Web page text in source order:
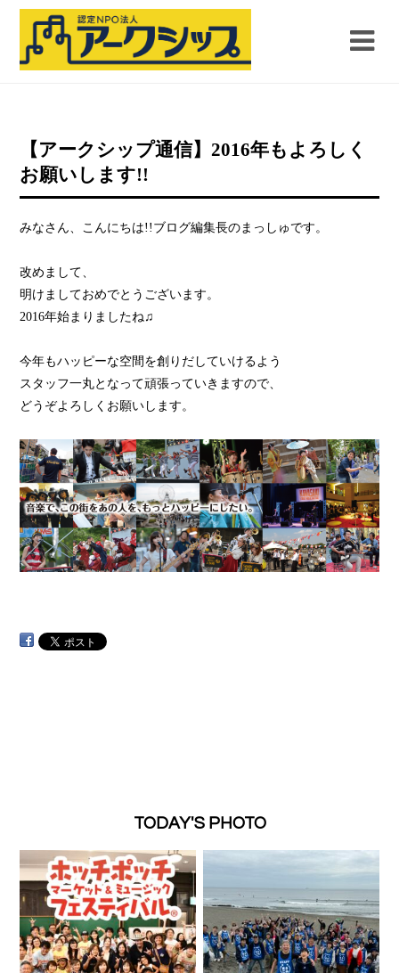
【アークシップ通信】2016年もよろしく
お願いします!!
みなさん、こんにちは!!ブログ編集長のまっしゅです。
改めまして、
明けましておめでとうございます。
2016年始まりましたね♫
今年もハッピーな空間を創りだしていけるよう
スタッフ一丸となって頑張っていきますので、
どうぞよろしくお願いします。
TODAY'S PHOTO